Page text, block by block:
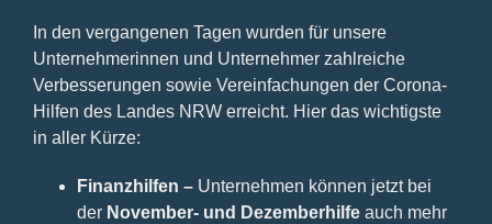
In den vergangenen Tagen wurden für unsere
Unternehmerinnen und Unternehmer zahlreiche
Verbesserungen sowie Vereinfachungen der Corona-
Hilfen des Landes NRW erreicht. Hier das wichtigste
in aller Kürze:
Finanzhilfen – Unternehmen können jetzt bei
der November- und Dezemberhilfe auch mehr